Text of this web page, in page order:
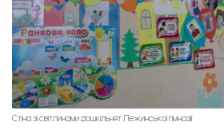
Стіна зі світлинами дошкільнят Лежинської гімназії